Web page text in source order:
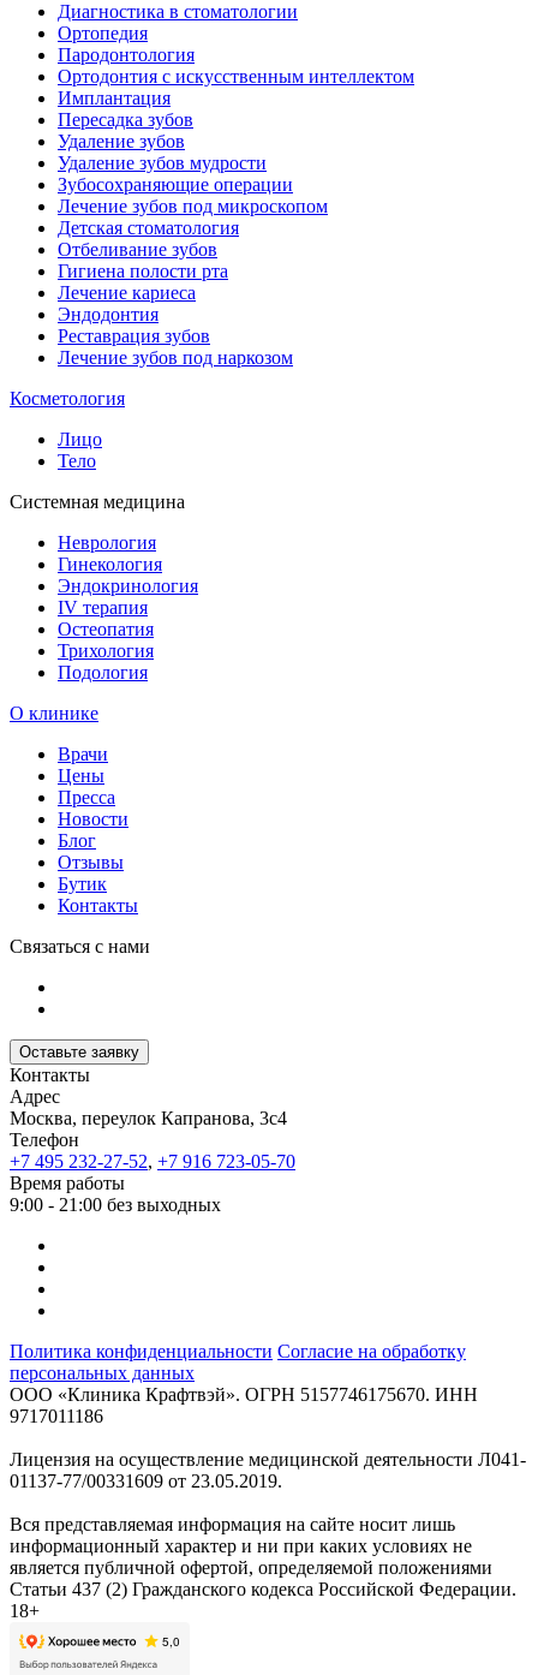
Диагностика в стоматологии
Ортопедия
Пародонтология
Ортодонтия с искусственным интеллектом
Имплантация
Пересадка зубов
Удаление зубов
Удаление зубов мудрости
Зубосохраняющие операции
Лечение зубов под микроскопом
Детская стоматология
Отбеливание зубов
Гигиена полости рта
Лечение кариеса
Эндодонтия
Реставрация зубов
Лечение зубов под наркозом
Косметология
Лицо
Тело
Системная медицина
Неврология
Гинекология
Эндокринология
IV терапия
Остеопатия
Трихология
Подология
О клинике
Врачи
Цены
Пресса
Новости
Блог
Отзывы
Бутик
Контакты
Связаться с нами
Оставьте заявку
Контакты
Адрес
Москва, переулок Капранова, 3с4
Телефон
+7 495 232-27-52, +7 916 723-05-70
Время работы
9:00 - 21:00 без выходных
Политика конфиденциальности Согласие на обработку
персональных данных
ООО «Клиника Крафтвэй». ОГРН 5157746175670. ИНН
9717011186
Лицензия на осуществление медицинской деятельности Л041-
01137-77/00331609 от 23.05.2019.
Вся представляемая информация на сайте носит лишь
информационный характер и ни при каких условиях не
является публичной офертой, определяемой положениями
Статьи 437 (2) Гражданского кодекса Российской Федерации.
18+